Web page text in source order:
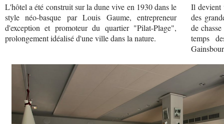
L'hôtel a été construit sur la dune vive en 1930 dans le
style néo-basque par Louis Gaume, entrepreneur
d'exception et promoteur du quartier "Pilat-Plage",
prolongement idéalisé d'une ville dans la nature.
Il devient
des
de
temps